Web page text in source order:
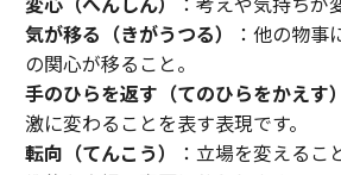
気が移る（きがうつる）
：他の物事
の関心が移ること。
手のひらを返す（てのひらをかえす）
激に変わることを表す表現です。
転向（てんこう）
：立場を変えるこ